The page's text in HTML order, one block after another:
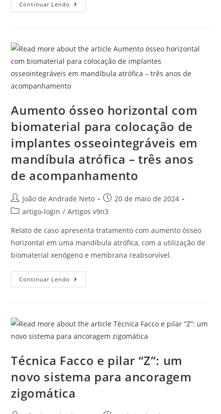
Continuar Lendo
Aumento ósseo horizontal com
biomaterial para colocação de
implantes osseointegráveis em
mandíbula atrófica – três anos
de acompanhamento
João de Andrade Neto
20 de maio de 2024
artigo-login / Artigos v9n3
Relato de caso apresenta tratamento com aumento ósseo
horizontal em uma mandíbula atrófica, com a utilização de
biomaterial xenógeno e membrana reabsorvível.
Continuar Lendo
Técnica Facco e pilar “Z”: um
novo sistema para ancoragem
zigomática